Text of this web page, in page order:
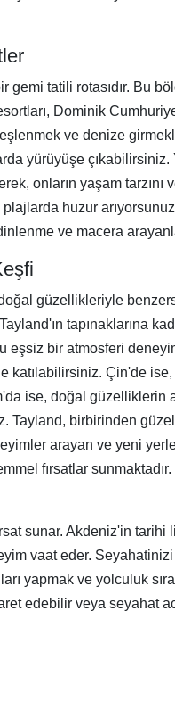
tatili rotasıdır. Bu
Dominik
ve denize
yürüyüşe
onların yaşam tarzını
huzur
ve macera
güzellikleriyle
tapınaklarına
bir atmosferi
katılabilirsiniz. Çin'de
ise, doğal güzelliklerin
Tayland, birbirinden
arayan ve yeni
fırsatlar
sunar. Akdeniz'in
vaat eder.
yapmak ve yolculuk
edebilir veya seyahat